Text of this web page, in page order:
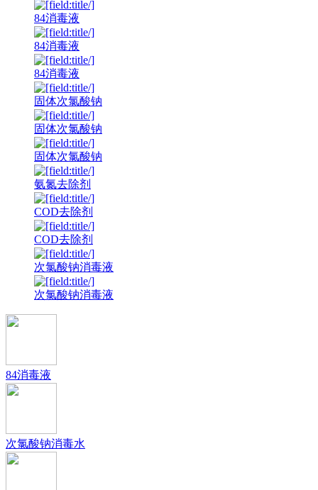
84消毒液
84消毒液
84消毒液
固体次氯酸钠
固体次氯酸钠
固体次氯酸钠
氨氮去除剂
COD去除剂
COD去除剂
次氯酸钠消毒液
次氯酸钠消毒液
84消毒液
次氯酸钠消毒水